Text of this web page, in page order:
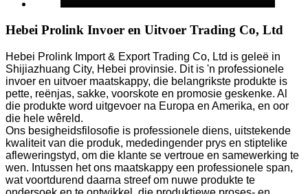
Hebei Prolink Invoer en Uitvoer Trading Co, Ltd
Hebei Prolink Import & Export Trading Co, Ltd is geleë in
Shijiazhuang City, Hebei provinsie. Dit is 'n professionele
invoer en uitvoer maatskappy, die belangrikste produkte is
pette, reënjas, sakke, voorskote en promosie geskenke. Al
die produkte word uitgevoer na Europa en Amerika, en oor
die hele wêreld.
Ons besigheidsfilosofie is professionele diens, uitstekende
kwaliteit van die produk, mededingender prys en stiptelike
afleweringstyd, om die klante se vertroue en samewerking te
wen. Intussen het ons maatskappy een professionele span,
wat voortdurend daarna streef om nuwe produkte te